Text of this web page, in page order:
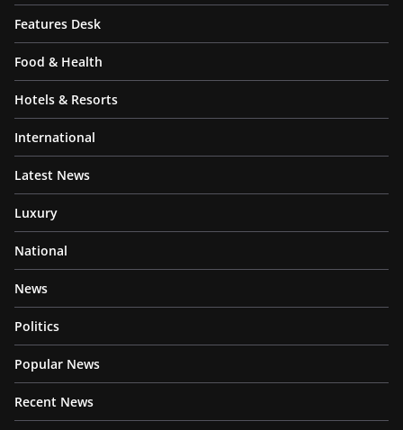
Features Desk
Food & Health
Hotels & Resorts
International
Latest News
Luxury
National
News
Politics
Popular News
Recent News